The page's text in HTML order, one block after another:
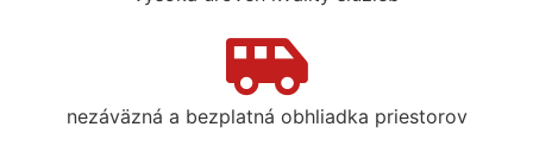
nezáväzná a bezplatná obhliadka priestorov